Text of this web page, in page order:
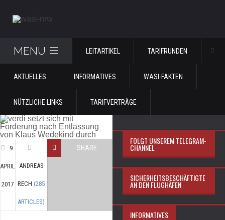
MENU LEITARTIKEL TARIFRUNDEN
AKTUELLES INFORMATIVES WASI-FAKTEN
NÜTZLICHE LINKS TARIFVERTRÄGE
9.
APRIL
2017
ANDREAS
RECH (285
ARTICLES)
SHARE
FOLGT UNSEREM TELEGRAM-
CHANNEL
SICHERHEITSBESCHÄFTIGTE
AN DEN FLUGHÄFEN
INFORMATIVES